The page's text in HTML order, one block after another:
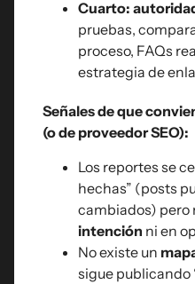
Cuarto:
pruebas,
proceso, FAQs
estrategia de
Señales de que
(o de proveedor SEO):
Los reportes se
hechas” (posts
cambiados) pero
intención ni en
No existe un
sigue publicando